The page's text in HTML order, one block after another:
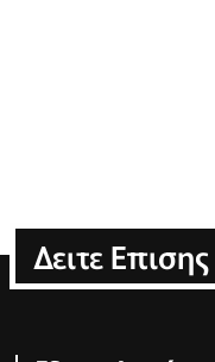
Δειτε Επισης